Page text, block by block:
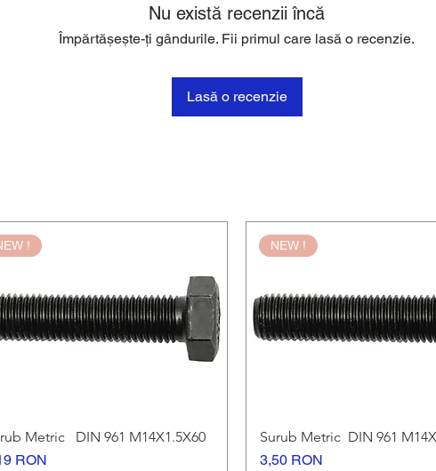
Nu există recenzii încă
Împărtășește-ți gândurile. Fii primul care lasă o recenzie.
Lasă o recenzie
Afișare rapidă
!
Metric DIN 961 M14X1.5X60
RON
Afișare rapidă
NEW !
Surub Metric DIN 961
Preț
3,50 RON